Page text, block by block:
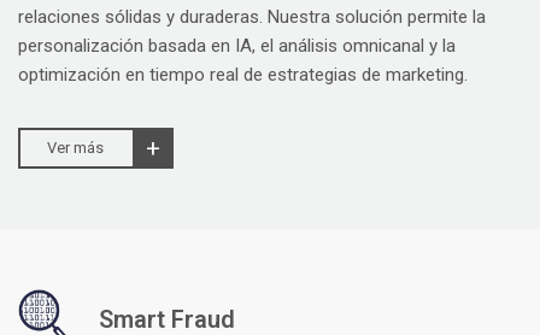
relaciones sólidas y duraderas. Nuestra solución permite la
personalización basada en IA, el análisis omnicanal y la
optimización en tiempo real de estrategias de marketing.
Ver más
Smart Fraud